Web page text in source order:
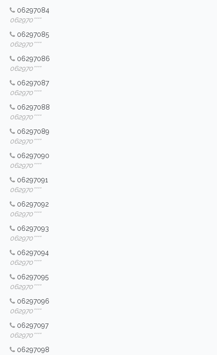
06297084
062970****
06297085
062970****
06297086
062970****
06297087
062970****
06297088
062970****
06297089
062970****
06297090
062970****
06297091
062970****
06297092
062970****
06297093
062970****
06297094
062970****
06297095
062970****
06297096
062970****
06297097
062970****
06297098